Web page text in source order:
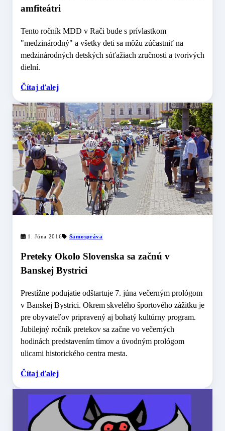
amfiteátri
Tento ročník MDD v Rači bude s prívlastkom
"medzinárodný" a všetky deti sa môžu zúčastniť na
medzinárodných detských súťažiach zručnosti a tvorivých
dielní.
Čítaj ďalej
1. Júna 2016 Samospráva
Preteky Okolo Slovenska sa začnú v
Banskej Bystrici
Prestížne podujatie odštartuje 7. júna večerným prológom
v Banskej Bystrici. Okrem skvelého športového zážitku je
pre obyvateľov pripravený aj bohatý kultúrny program.
Jubilejný ročník pretekov sa začne vo večerných
hodinách predstavením tímov a úvodným prológom
ulicami historického centra mesta.
Čítaj ďalej